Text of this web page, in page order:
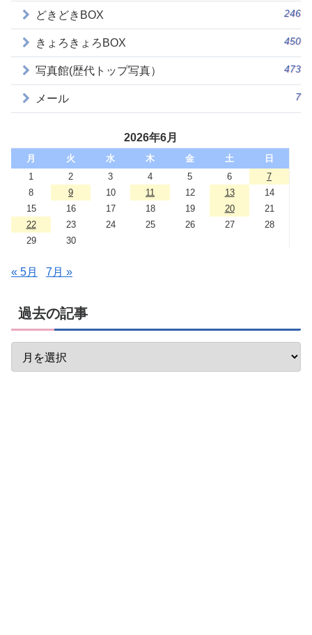
どきどきBOX 246
きょろきょろBOX 450
写真館(歴代トップ写真） 473
メール 7
2026年6月
月 火 水 木 金 土
日
1
2 3 4 5 6
7
8
9 10 11 12 13
14
15
16 17 18 19 20
21
22
23 24 25 26 27
28
29
30
« 5月 7月 »
過去の記事